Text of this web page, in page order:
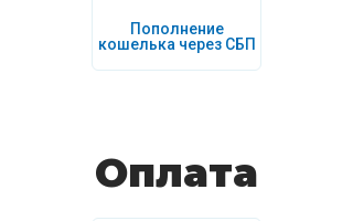
Пополнение
кошелька через СБП
Оплата